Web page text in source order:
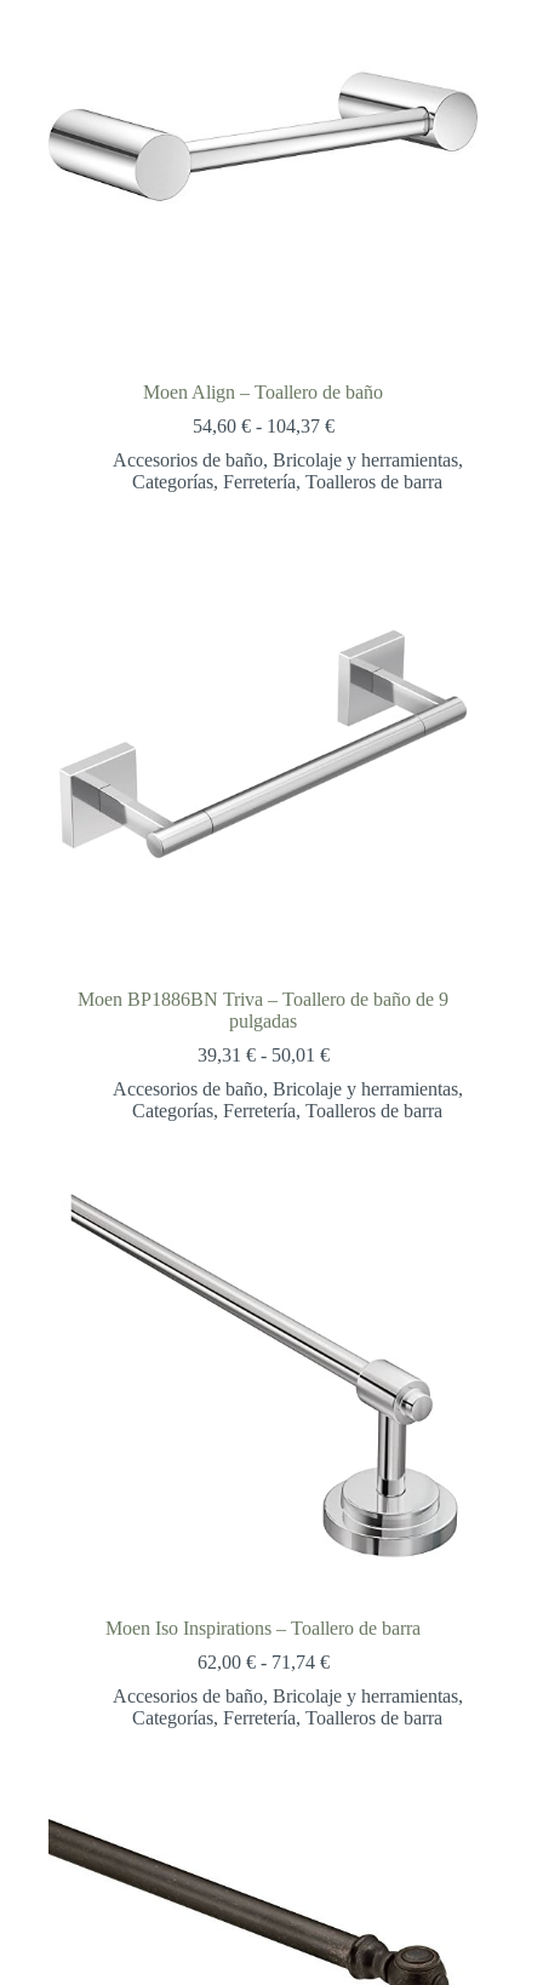
Moen Align – Toallero de baño
54,60 € - 104,37 €Rango
precios:
desde
Accesorios de baño, Bricolaje y herramientas,
Categorías,Ferretería,Toalleros de barra
Moen BP1886BN Triva – Toallero de baño de 9
pulgadas
39,31 € - 50,01 €Rango
precios:
desde
Accesorios de baño, Bricolaje y herramientas,
Categorías,Ferretería,Toalleros de barra
Moen Iso Inspirations – Toallero de barra
62,00 € - 71,74 €Rango
precios:
desde
Accesorios de baño, Bricolaje y herramientas,
Categorías,Ferretería,Toalleros de barra